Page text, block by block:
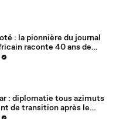
: la pionnière du journal
raconte 40 ans de
: diplomatie tous azimuts
de transition après le